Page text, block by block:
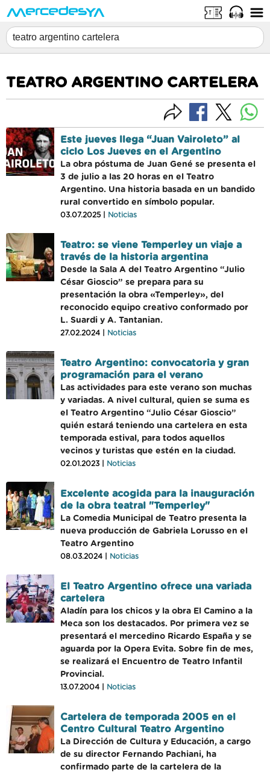
TEATRO ARGENTINO CARTELERA
Este jueves llega “Juan Vairoleto” al
ciclo Los Jueves en el Argentino
La obra póstuma de Juan Gené se presenta el
3 de julio a las 20 horas en el Teatro
Argentino. Una historia basada en un bandido
rural convertido en símbolo popular.
03.07.2025 | Noticias
Teatro: se viene Temperley un viaje a
través de la historia argentina
Desde la Sala A del Teatro Argentino “Julio
César Gioscio” se prepara para su
presentación la obra «Temperley», del
reconocido equipo creativo conformado por
L. Suardi y A. Tantanian.
27.02.2024 | Noticias
Teatro Argentino: convocatoria y gran
programación para el verano
Las actividades para este verano son muchas
y variadas. A nivel cultural, quien se suma es
el Teatro Argentino “Julio César Gioscio”
quién estará teniendo una cartelera en esta
temporada estival, para todos aquellos
vecinos y turistas que estén en la ciudad.
02.01.2023 | Noticias
Excelente acogida para la inauguración
de la obra teatral "Temperley"
La Comedia Municipal de Teatro presenta la
nueva producción de Gabriela Lorusso en el
Teatro Argentino
08.03.2024 | Noticias
El Teatro Argentino ofrece una variada
cartelera
Aladín para los chicos y la obra El Camino a la
Meca son los destacados. Por primera vez se
presentará el mercedino Ricardo España y se
aguarda por la Opera Evita. Sobre fin de mes,
se realizará el Encuentro de Teatro Infantil
Provincial.
13.07.2004 | Noticias
Cartelera de temporada 2005 en el
Centro Cultural Teatro Argentino
La Dirección de Cultura y Educación, a cargo
de su director Fernando Pachiani, ha
confirmado parte de la cartelera de la